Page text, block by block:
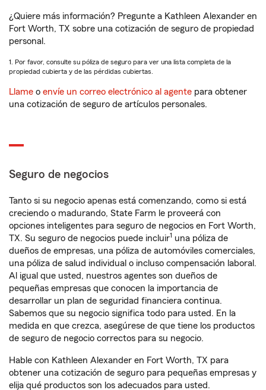
¿Quiere más información? Pregunte a Kathleen Alexander en
Fort Worth, TX sobre una cotización de seguro de propiedad
personal.
1. Por favor, consulte su póliza de seguro para ver una lista completa de la
propiedad cubierta y de las pérdidas cubiertas.
Llame o envíe un correo electrónico al agente para obtener
una cotización de seguro de artículos personales.
Seguro de negocios
Tanto si su negocio apenas está comenzando, como si está
creciendo o madurando, State Farm le proveerá con
opciones inteligentes para seguro de negocios en Fort Worth,
TX. Su seguro de negocios puede incluir1 una póliza de
dueños de empresas, una póliza de automóviles comerciales,
una póliza de salud individual o incluso compensación laboral.
Al igual que usted, nuestros agentes son dueños de
pequeñas empresas que conocen la importancia de
desarrollar un plan de seguridad financiera continua.
Sabemos que su negocio significa todo para usted. En la
medida en que crezca, asegúrese de que tiene los productos
de seguro de negocio correctos para su negocio.
Hable con Kathleen Alexander en Fort Worth, TX para
obtener una cotización de seguro para pequeñas empresas y
elija qué productos son los adecuados para usted.